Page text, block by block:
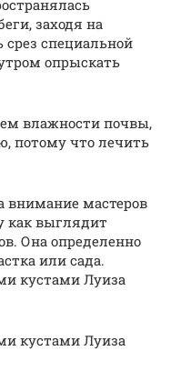
заходя на
срез специальной
опрыскать
влажности почвы,
потому что лечить
внимание мастеров
как выглядит
Она определенно
или сада.
кустами Луиза
кустами Луиза